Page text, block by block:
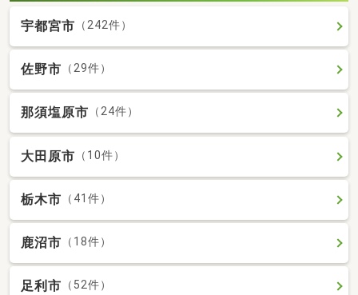
宇都宮市 （242件）
佐野市 （29件）
那須塩原市 （24件）
大田原市 （10件）
栃木市 （41件）
鹿沼市 （18件）
足利市 （52件）